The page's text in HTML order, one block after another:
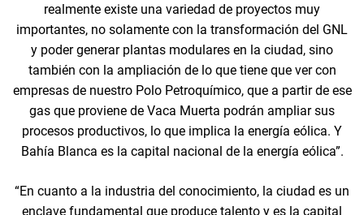
realmente existe una variedad de proyectos muy
importantes, no solamente con la transformación del GNL
y poder generar plantas modulares en la ciudad, sino
también con la ampliación de lo que tiene que ver con
empresas de nuestro Polo Petroquímico, que a partir de ese
gas que proviene de Vaca Muerta podrán ampliar sus
procesos productivos, lo que implica la energía eólica. Y
Bahía Blanca es la capital nacional de la energía eólica”.
“En cuanto a la industria del conocimiento, la ciudad es un
enclave fundamental que produce talento y es la capital